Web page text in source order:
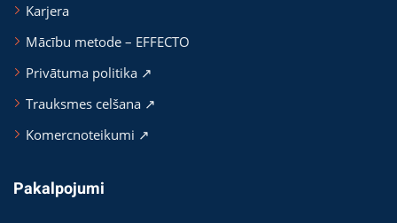
Karjera
Mācību metode – EFFECTO
Privātuma politika ↗
Trauksmes celšana ↗
Komercnoteikumi ↗
Pakalpojumi